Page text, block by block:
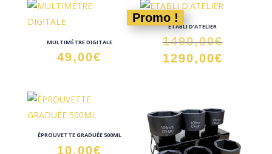
MULTIMÈTRE DIGITALE
49,00€
Promo !
ETABLI D’ATELIER
1490,00€Le
1290,00€
ÉPROUVETTE GRADUÉE 500ML
10,00€